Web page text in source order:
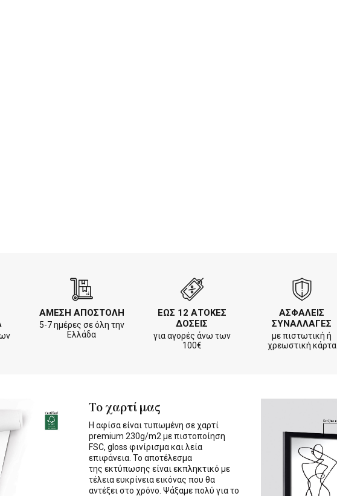
ΑΜΕΣΗ ΑΠΟΣΤΟΛΗ
5-7 ημέρες σε όλη την
Ελλάδα
ΕΩΣ 12 ΑΤΟΚΕΣ
ΔΟΣΕΙΣ
για αγορές άνω των
100€
ΑΣΦΑΛΕΙΣ
ΣΥΝΑΛΛΑΓΕΣ
με πιστωτική ή
χρεωστική κάρτα
Το χαρτί μας
Η αφίσα είναι τυπωμένη σε χαρτί
premium 230g/m2 με πιστοποίηση
FSC, gloss φινίρισμα και λεία
επιφάνεια. Το αποτέλεσμα
της εκτύπωσης είναι εκπληκτικό με
τέλεια ευκρίνεια εικόνας που θα
αντέξει στο χρόνο. Ψάξαμε πολύ για το